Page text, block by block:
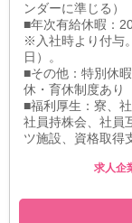
ンダーに準じる）
■年次有給休暇：
※入社時より付与
日）。
■その他：特別休
休・育休制度あり
■福利厚生：寮、
社員持株会、社員
ツ施設、資格取得
求人企